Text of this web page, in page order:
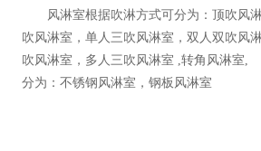
风淋室根据吹淋方式可分为：顶吹风淋
吹风淋室，单人三吹风淋室，双人双吹风
吹风淋室，多人三吹风淋室 ,转角风淋
分为：不锈钢风淋室，钢板风淋室